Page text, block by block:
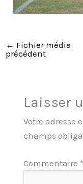
← Fichier média
précédent
Laisser
Votre adresse
champs
Commentaire *